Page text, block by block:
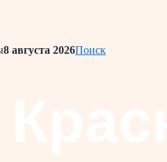
8 августа 2026Поиск